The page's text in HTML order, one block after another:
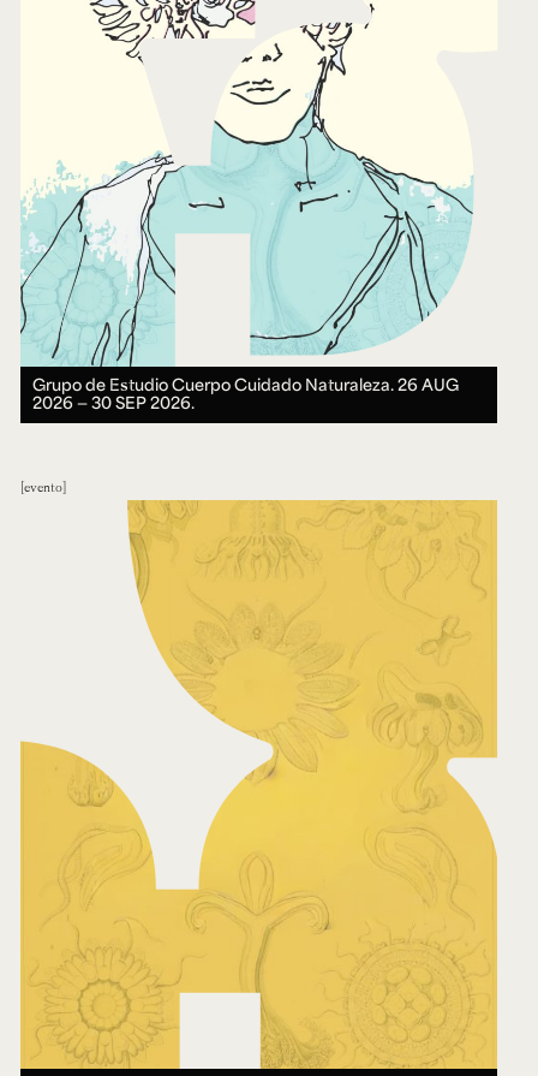
Grupo de Estudio Cuerpo Cuidado Naturaleza.26 AUG
2026 ― 30 SEP 2026.
evento